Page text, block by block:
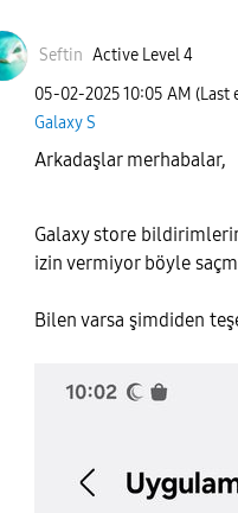
Seftin Active Level 4
‎05-02-202510:05 AM (Last
Galaxy S
Arkadaşlar merhabalar,
Galaxy store
izin vermiyor böyle
Bilen varsa şimdiden